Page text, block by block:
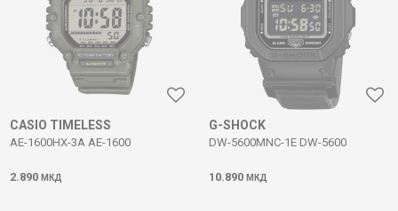
CASIO TIMELESS
AE-1600HX-3A AE-1600
2.890 МКД
G-SHOCK
DW-5600MNC-1E DW-5600
10.890 МКД